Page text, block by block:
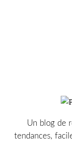
Un blog de
tendances,